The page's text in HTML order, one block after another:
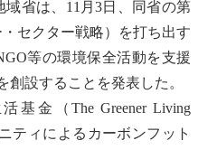
省は、11月3日、同省の第
セクター戦略）を打ち出す
等の環境保全活動を支援
創設することを発表した。
金（The Greener Living
ティによる カーボンフット